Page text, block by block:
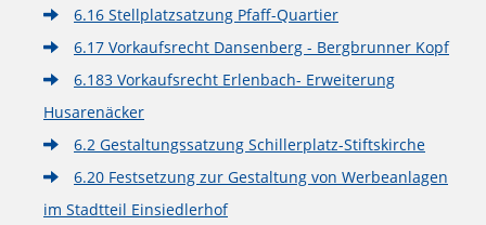
6.16 Stellplatzsatzung Pfaff-Quartier
6.17 Vorkaufsrecht Dansenberg - Bergbrunner Kopf
6.183 Vorkaufsrecht Erlenbach- Erweiterung
Husarenäcker
6.2 Gestaltungssatzung Schillerplatz-Stiftskirche
6.20 Festsetzung zur Gestaltung von Werbeanlagen
im Stadtteil Einsiedlerhof